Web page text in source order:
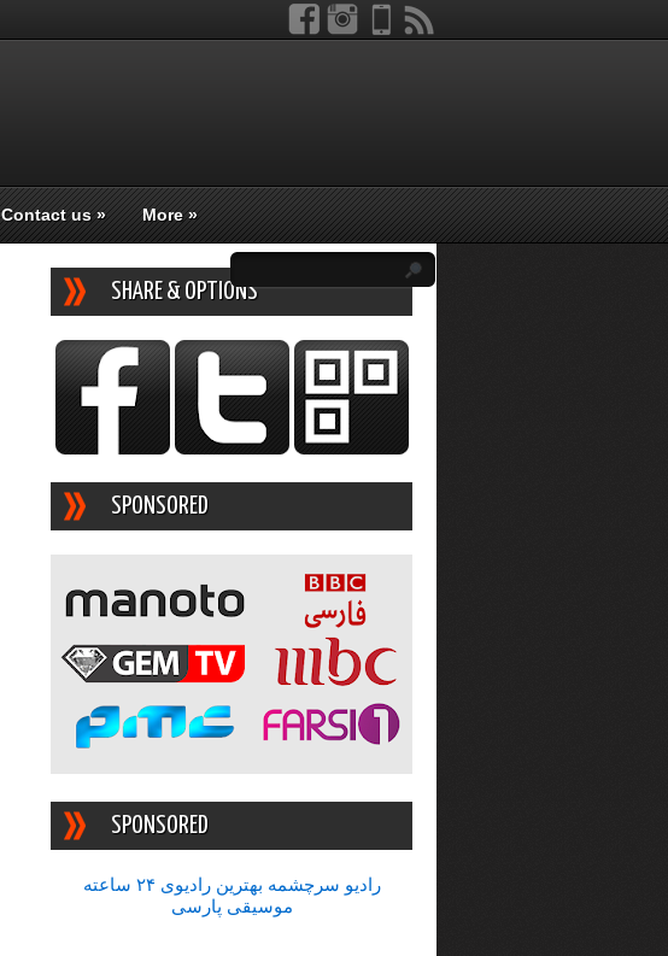
Contact us» More»
SHARE & OPTIONS
SPONSORED
SPONSORED
رادیو سرچشمه بهترین رادیوی ۲۴ ساعته
موسیقی پارسی